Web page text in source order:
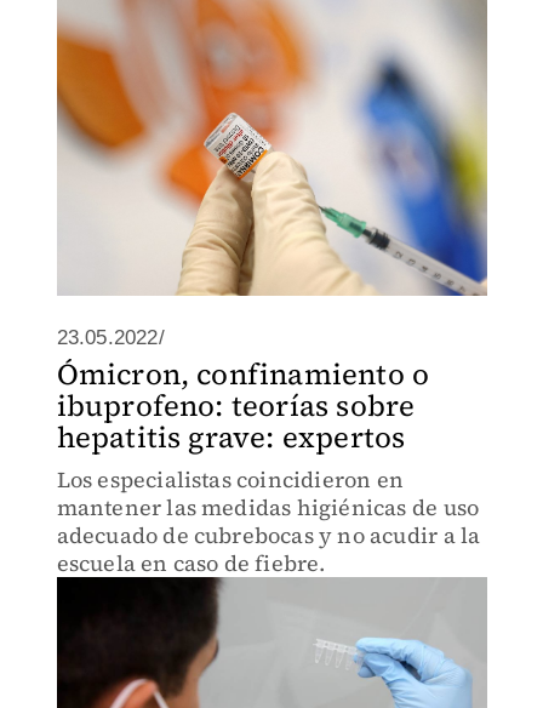
23.05.2022/
Ómicron, confinamiento o
ibuprofeno: teorías sobre
hepatitis grave: expertos
Los especialistas coincidieron en
mantener las medidas higiénicas de uso
adecuado de cubrebocas y no acudir a la
escuela en caso de fiebre.